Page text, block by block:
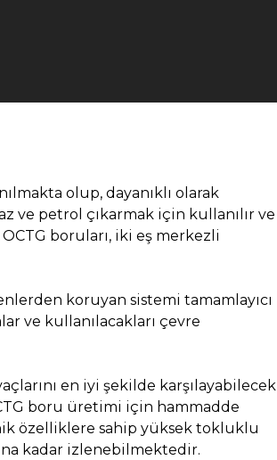
olup, dayanıklı olarak
ve petrol çıkarmak için kullanılır ve
boruları, iki eş merkezli
koruyan sistemi tamamlayıcı
ve kullanılacakları çevre
en iyi şekilde karşılayabilecek
boru üretimi için hammadde
özelliklere sahip yüksek tokluklu
kadar izlenebilmektedir.